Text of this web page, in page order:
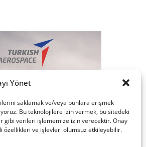
Yönet
saklamak ve/veya bunlara erişmek
Bu teknolojilere izin vermek, bu sitedeki
gibi verileri işlememize izin verecektir. Onay
özellikleri ve işlevleri olumsuz etkileyebilir.